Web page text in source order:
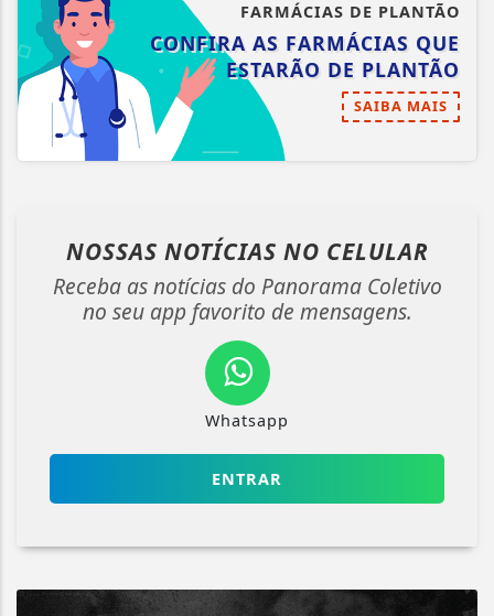
FARMÁCIAS DE PLANTÃO
CONFIRA AS FARMÁCIAS QUE
ESTARÃO DE PLANTÃO
SAIBA MAIS
NOSSAS NOTÍCIAS NO CELULAR
Receba as notícias do Panorama Coletivo
no seu app favorito de mensagens.
Whatsapp
ENTRAR